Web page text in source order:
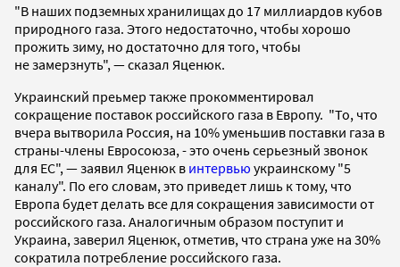
"В наших подземных хранилищах до 17 миллиардов кубов
природного газа. Этого недостаточно, чтобы хорошо
прожить зиму, но достаточно для того, чтобы
не замерзнуть", — сказал Яценюк.
Украинский преьмер также прокомментировал
сокращение поставок российского газа в Европу. "То, что
вчера вытворила Россия, на 10% уменьшив поставки газа в
страны-члены Евросоюза, - это очень серьезный звонок
для ЕС", — заявил Яценюк в интервью украинскому "5
каналу". По его словам, это приведет лишь к тому, что
Европа будет делать все для сокращения зависимости от
российского газа. Аналогичным образом поступит и
Украина, заверил Яценюк, отметив, что страна уже на 30%
сократила потребление российского газа.